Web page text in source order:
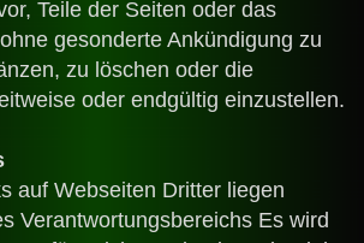
Teile der Seiten oder das
gesonderte Ankündigung zu
zu löschen oder die
oder endgültig einzustellen.
auf Webseiten Dritter liegen
Verantwortungsbereichs Es wird